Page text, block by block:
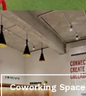
Coworking Space